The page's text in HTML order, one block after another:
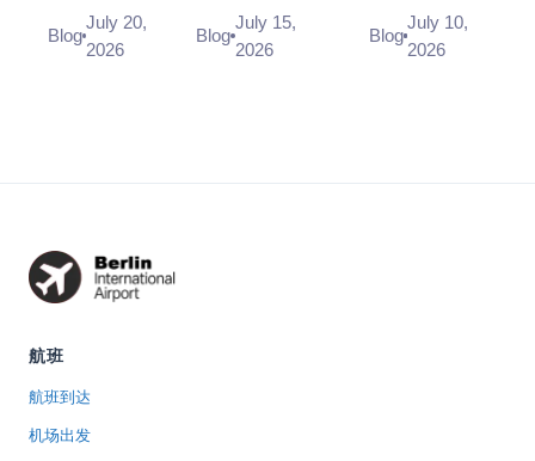
Locations
& Rules
Airport (BER):
Heinemann
Blog
July 20,
2026
Unlimited
and How to
in, where the
desks and power
Blog
July 15,
2026
Minimum
Connection
connection
times, but BER
Blog
July 10,
2026
航班
航班到达
机场出发